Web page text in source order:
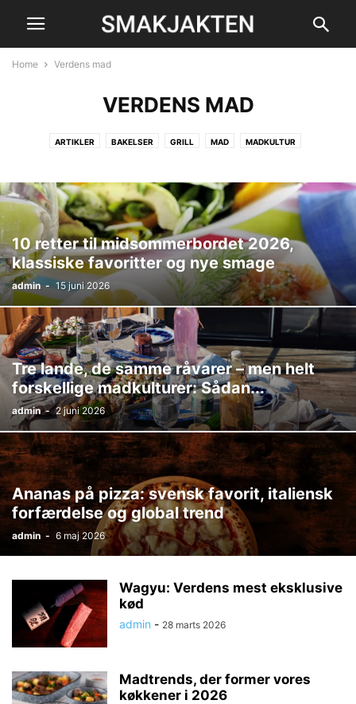
Home Verdens mad
VERDENS MAD
ARTIKLER BAKELSER GRILL MAD MADKULTUR
PRODUKTTESTS VERDENS MAD VIDEO VIN VIN & SPIRITUS
10 retter til midsommerbordet 2026,
klassiske favoritter og nye smage
admin - 15 juni 2026
Tre lande, de samme råvarer – men helt
forskellige madkulturer: Sådan...
admin - 2 juni 2026
Ananas på pizza: svensk favorit, italiensk
forfærdelse og global trend
admin - 6 maj 2026
Wagyu: Verdens mest eksklusive
kød
admin - 28 marts 2026
Madtrends, der former vores
køkkener i 2026